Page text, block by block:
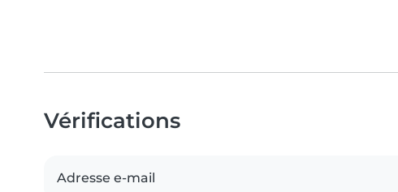
Vérifications
Adresse e-mail